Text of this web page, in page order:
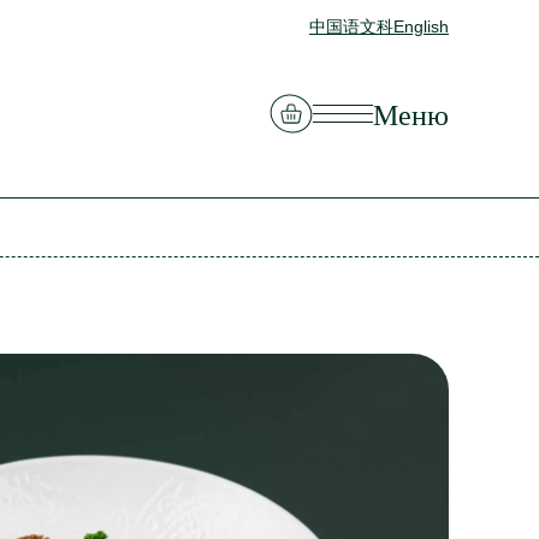
中国语文科English
Смотреть корзину
Меню